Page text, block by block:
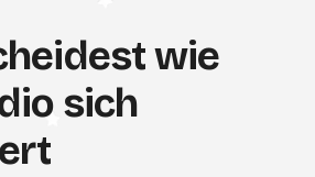
wie
sich